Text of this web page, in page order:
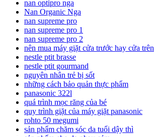
nan optipro nga
Nan Organic Nga
nan supreme pro
nan supreme pro 1
nan supreme pro 2
nên mua máy giặt cửa trước hay cửa trên
nestle ptit brasse
nestle ptit gourmand
nguyên nhân trẻ bị sốt
những cách bảo quản thực phẩm
panasonic 322l
quá trình mọc răng của bé
quy trình giặt của máy giặt panasonic
rohto 50 megumi
sản phẩm chăm sóc da tuổi dậy thì